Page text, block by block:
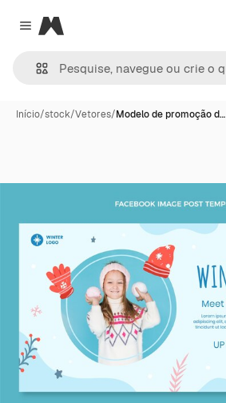
Close menu
Magnific
Início/stock/Vetores/Modelo de promoção d…